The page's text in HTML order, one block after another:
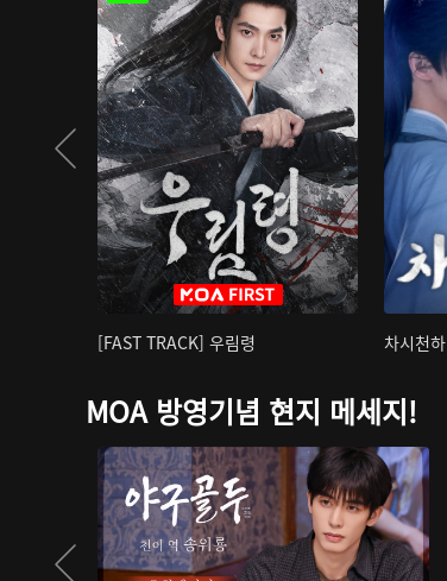
[FAST TRACK] 우림령 차시천하
MOA 방영기념 현지 메세지!